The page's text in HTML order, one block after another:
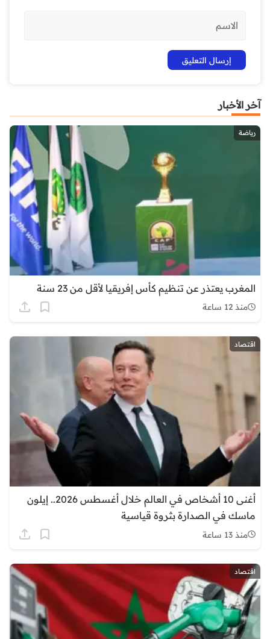
آخر الأخبار
رياضة
المغرب يعتذر عن تنظيم كأس إفريقيا لأقل من 23 سنة
منذ 12 ساعة
اقتصاد
أغنى 10 أشخاص في العالم خلال أغسطس 2026.. إيلون
ماسك في الصدارة بثروة قياسية
منذ 13 ساعة
اقتصاد